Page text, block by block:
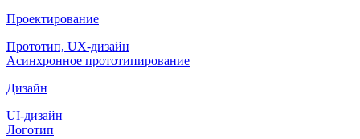
Проектирование
Прототип, UX-дизайн
Асинхронное прототипирование
Дизайн
UI-дизайн
Логотип